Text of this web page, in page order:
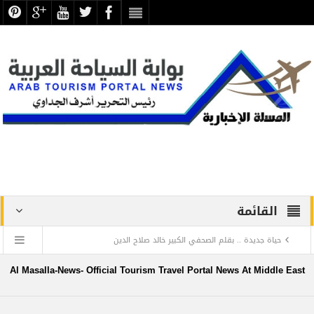
القائمة
حياة جديدة .. بقلم الصحفي الكبير خالد صلاح الدين
دراسة علمية ترصد الاكتشافات الأثرية والتطوير بجبانة الشاطبي
Al Masalla-News- Official Tourism Travel Portal News At Middle East